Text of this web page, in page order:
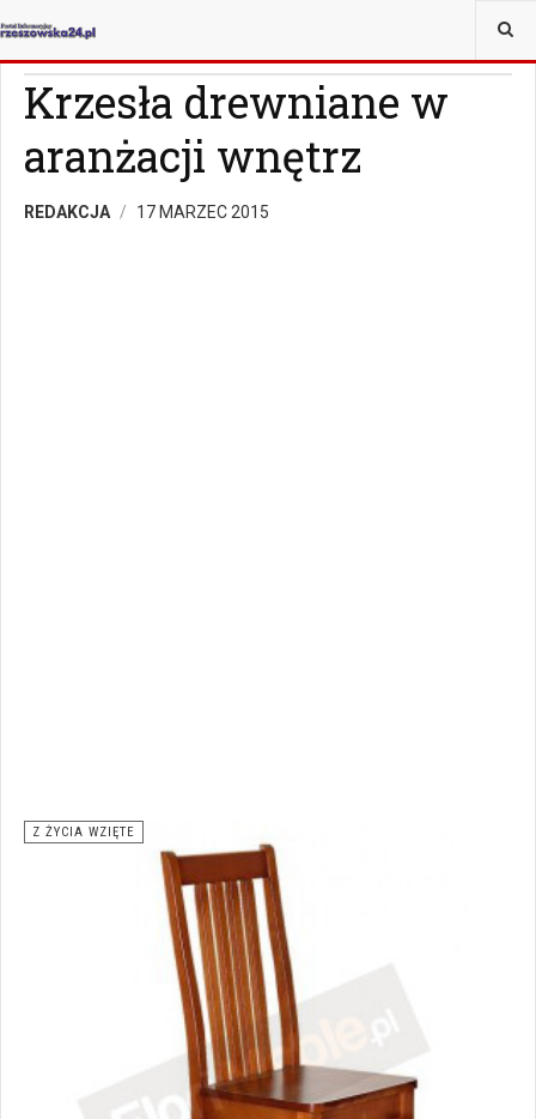
JESTEŚ TUTAJ:
Krzesła drewniane w
aranżacji wnętrz
REDAKCJA 17 MARZEC 2015
Z ŻYCIA WZIĘTE